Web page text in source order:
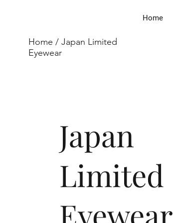
Home
Home / Japan Limited
Eyewear
Japan
Limited
Eyewear